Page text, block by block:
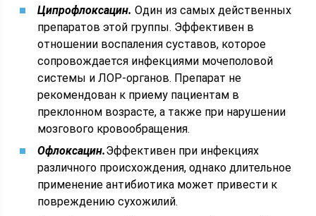
Ципрофлоксацин. Один из самых действенных
препаратов этой группы. Эффективен в
отношении воспаления суставов, которое
сопровождается инфекциями мочеполовой
системы и ЛОР-органов. Препарат не
рекомендован к приему пациентам в
преклонном возрасте, а также при нарушении
мозгового кровообращения.
Офлоксацин.Эффективен при инфекциях
различного происхождения, однако длительное
применение антибиотика может привести к
повреждению сухожилий.